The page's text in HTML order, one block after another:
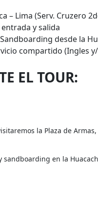
– Lima (Serv. Cruzero
y salida
desde la
compartido (Ingles
EL TOUR:
la Plaza de
sandboarding en la